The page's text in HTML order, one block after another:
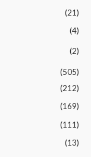
(21)
(4)
(2)
(505)
(212)
(169)
(111)
(13)